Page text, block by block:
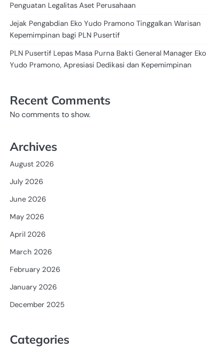
Penguatan Legalitas Aset Perusahaan
Jejak Pengabdian Eko Yudo Pramono Tinggalkan Warisan
Kepemimpinan bagi PLN Pusertif
PLN Pusertif Lepas Masa Purna Bakti General Manager Eko
Yudo Pramono, Apresiasi Dedikasi dan Kepemimpinan
Recent Comments
No comments to show.
Archives
August 2026
July 2026
June 2026
May 2026
April 2026
March 2026
February 2026
January 2026
December 2025
Categories